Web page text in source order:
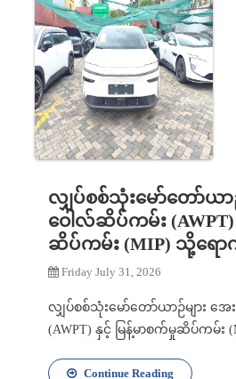
လျှပ်စစ်သုံးမော်တော်ယာဉ်
ဝေါလ်ဆိပ်ကမ်း
ဆိပ်ကမ်း (MIP) သို့ရေ
Friday July 31, 2026
လျှပ်စစ်သုံးမော်တော်ယာဉ်များ အေ
(AWPT) နှင့် မြန့်မာစက်မှုဆိပ်ကမ်း
Continue Reading